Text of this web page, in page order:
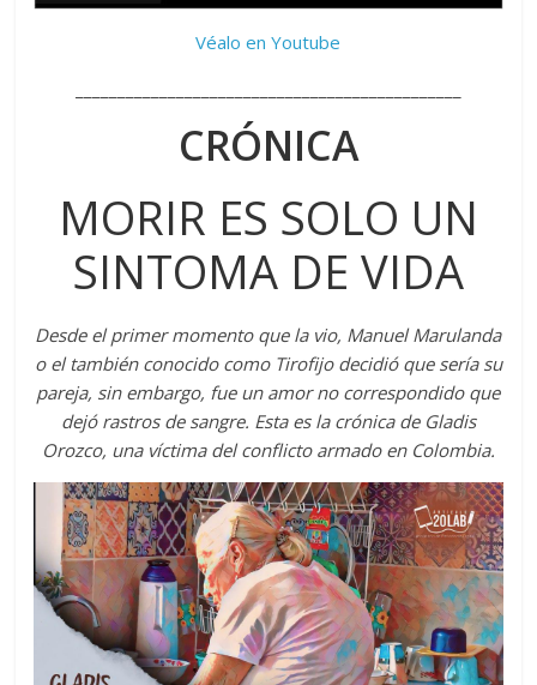
Véalo en Youtube
CRÓNICA
MORIR ES SOLO UN
SINTOMA DE VIDA
Desde el primer momento que la vio, Manuel Marulanda
o el también conocido como Tirofijo decidió que sería su
pareja, sin embargo, fue un amor no correspondido que
dejó rastros de sangre. Esta es la crónica de Gladis
Orozco, una víctima del conflicto armado en Colombia.